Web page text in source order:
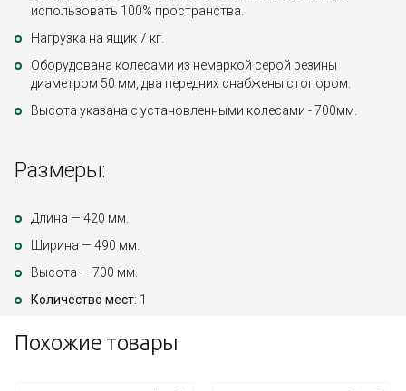
использовать 100% пространства.
Нагрузка на ящик 7 кг.
Оборудована колесами из немаркой серой резины
диаметром 50 мм, два передних снабжены стопором.
Высота указана с установленными колесами - 700мм.
Размеры:
Длина — 420 мм.
Ширина — 490 мм.
Высота — 700 мм.
Количество мест: 1
Похожие товары